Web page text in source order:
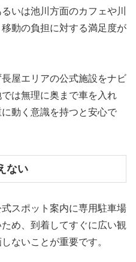
いは池川方面のカフェや川
動の負担に対する満足度が
屋エリアの公式施設をナビ
は無理に奥まで車を入れ
動く意識を持つと安心で
ない
スポット案内に専用駐車場
め、到着してすぐに広い観
ないことが重要です。